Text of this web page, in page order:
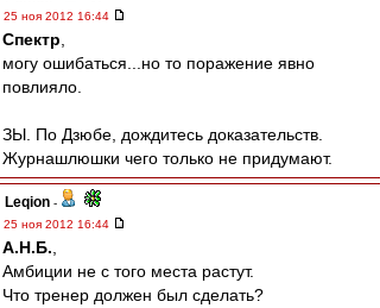
25 ноя 2012 16:44
Спектр
могу ошибаться...но то поражение явно
повлияло.
ЗЫ. По Дзюбе, дождитесь доказательств.
Журнашлюшки чего только не придумают.
Leqion -
25 ноя 2012 16:44
А.Н.Б.
Амбиции не с того места растут.
Что тренер должен был сделать?